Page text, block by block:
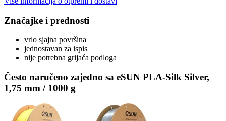
Značajke i prednosti
vrlo sjajna površina
jednostavan za ispis
nije potrebna grijaća podloga
Često naručeno zajedno sa eSUN PLA-Silk Silver,
1,75 mm / 1000 g